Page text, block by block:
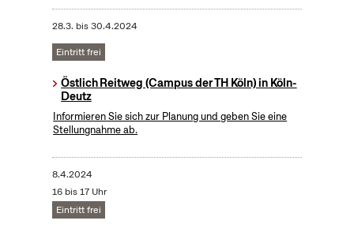
28.3. bis30.4.2024
Eintritt frei
Östlich Reitweg (Campus der TH Köln) in Köln-
Deutz
Informieren Sie sich zur Planung und geben Sie eine
Stellungnahme ab.
8.4.2024
16 bis 17 Uhr
Eintritt frei